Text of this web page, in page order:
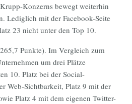
Konzerns bewegt weiterhin
Lediglich mit der Facebook-Seite
23 nicht unter den Top 10.
Punkte). Im Vergleich zum
um drei Plätze
10. Platz bei der Social-
Web-Sichtbarkeit, Platz 9 mit der
Platz 4 mit dem eigenen Twitter-